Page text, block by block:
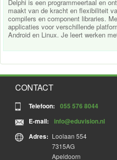
Delphi is een programmeertaal en
maakt van de kracht en flexibiliteit
compilers en component libraries.
applicaties voor verschillende
Android en Linux. Je leert werken
CONTACT
Telefoon:
055 576 8044
E-mail:
info@eduvision.nl
Adres: Loolaan 554
7315AG
Apeldoorn